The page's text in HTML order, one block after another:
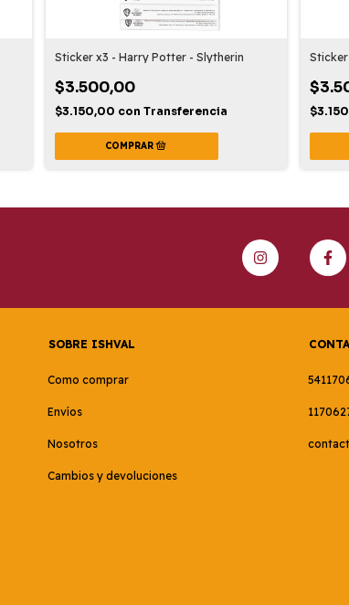
Sticker x3 - Harry Potter - Slytherin
$3.500,00
$3.150,00 con Transferencia
SOBRE ISHVAL
Como comprar
Envíos
Nosotros
Cambios y devoluciones